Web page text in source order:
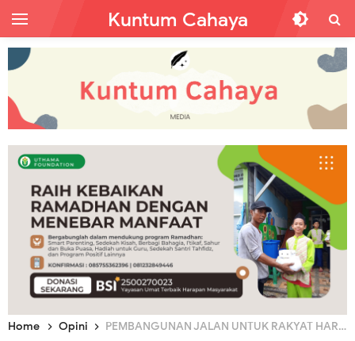
Kuntum Cahaya
Home Opini PEMBANGUNAN JALAN UNTUK RAKYAT HARUS JADI PRIORITAS